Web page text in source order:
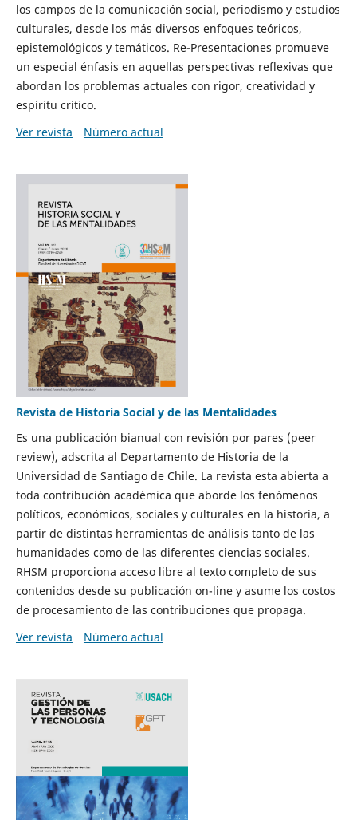
los campos de la comunicación social, periodismo y estudios
culturales, desde los más diversos enfoques teóricos,
epistemológicos y temáticos. Re-Presentaciones promueve
un especial énfasis en aquellas perspectivas reflexivas que
abordan los problemas actuales con rigor, creatividad y
espíritu crítico.
Ver revista
Número actual
Revista de Historia Social y de las Mentalidades
Es una publicación bianual con revisión por pares (peer
review), adscrita al Departamento de Historia de la
Universidad de Santiago de Chile. La revista esta abierta a
toda contribución académica que aborde los fenómenos
políticos, económicos, sociales y culturales en la historia, a
partir de distintas herramientas de análisis tanto de las
humanidades como de las diferentes ciencias sociales.
RHSM proporciona acceso libre al texto completo de sus
contenidos desde su publicación on-line y asume los costos
de procesamiento de las contribuciones que propaga.
Ver revista
Número actual